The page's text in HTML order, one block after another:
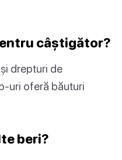
câștigător?
drepturi de
uri oferă băuturi
beri?